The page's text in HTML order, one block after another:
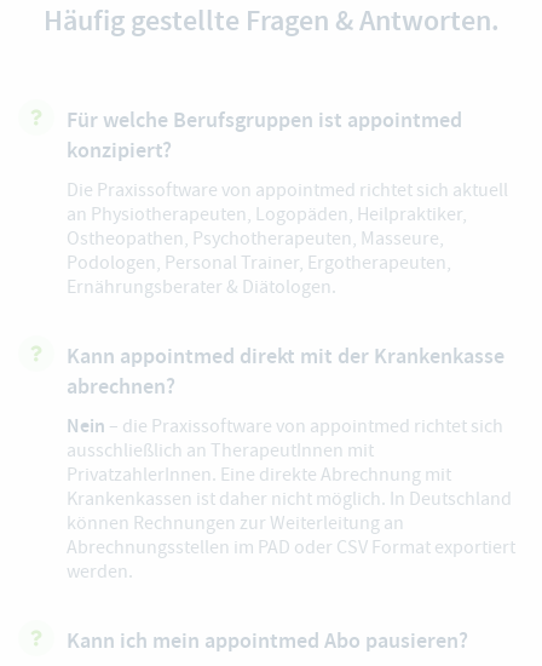
Häufig gestellte Fragen & Antworten.
Für welche Berufsgruppen ist appointmed
konzipiert?
Die Praxissoftware von appointmed richtet sich aktuell
an Physiotherapeuten, Logopäden, Heilpraktiker,
Ostheopathen, Psychotherapeuten, Masseure,
Podologen, Personal Trainer, Ergotherapeuten,
Ernährungsberater & Diätologen.
Kann appointmed direkt mit der Krankenkasse
abrechnen?
Nein – die Praxissoftware von appointmed richtet sich
ausschließlich an TherapeutInnen mit
PrivatzahlerInnen. Eine direkte Abrechnung mit
Krankenkassen ist daher nicht möglich. In Deutschland
können Rechnungen zur Weiterleitung an
Abrechnungsstellen im PAD oder CSV Format exportiert
werden.
Kann ich mein appointmed Abo pausieren?